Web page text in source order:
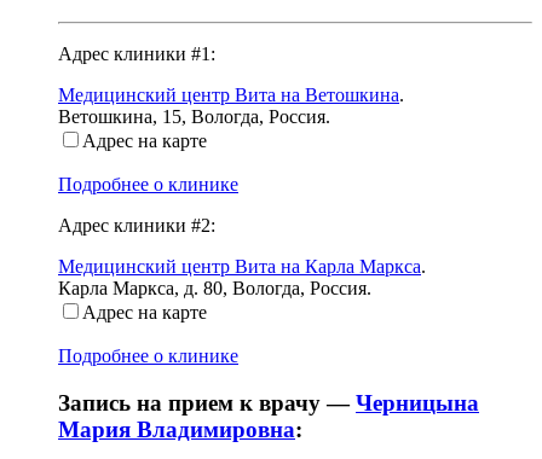
Адрес клиники #1:
Медицинский центр Вита на Ветошкина.
Ветошкина, 15, Вологда, Россия.
Адрес на карте
Подробнее о клинике
Адрес клиники #2:
Медицинский центр Вита на Карла Маркса.
Карла Маркса, д. 80, Вологда, Россия.
Адрес на карте
Подробнее о клинике
Запись на прием к врачу —Черницына
Мария Владимировна: